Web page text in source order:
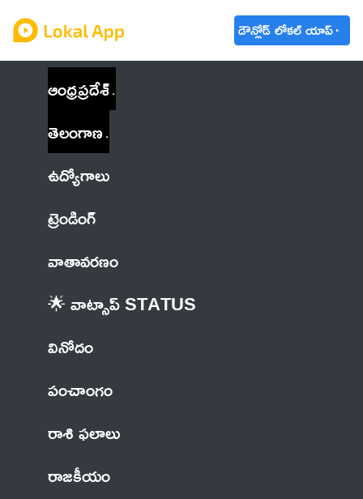
డౌన్లోడ్ లోకల్ యాప్
ఆంధ్రప్రదేశ్
తెలంగాణ
ఉద్యోగాలు
ట్రెండింగ్
వాతావరణం
🌟 వాట్సాప్ STATUS
వినోదం
పంచాంగం
రాశి ఫలాలు
రాజకీయం